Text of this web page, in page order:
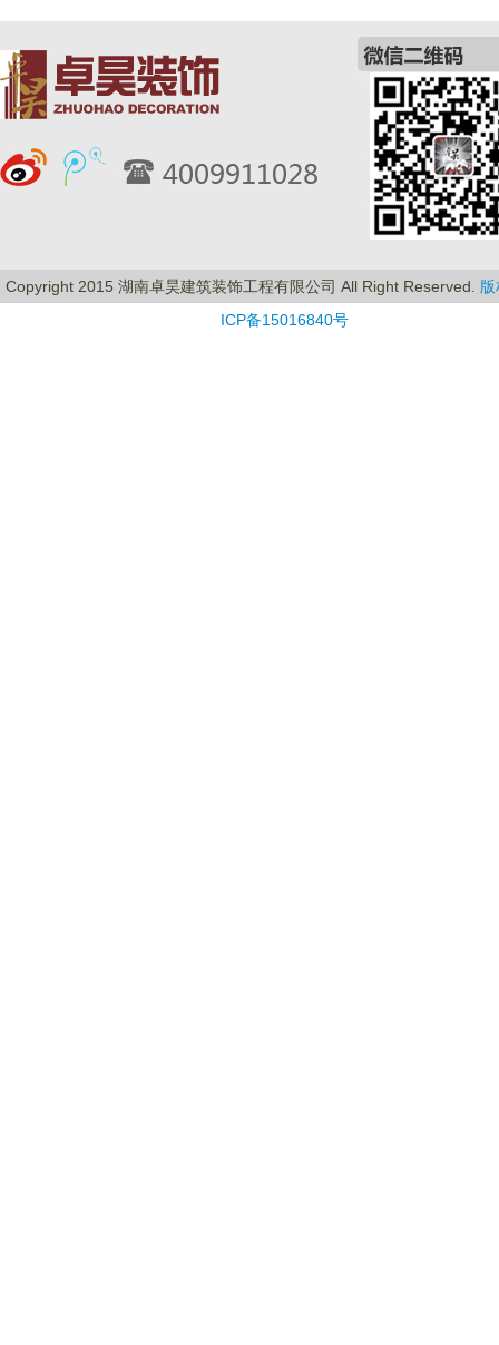
Copyright 2015 湖南卓昊建筑装饰工程有限公司 All Right Reserved.
ICP备15016840号